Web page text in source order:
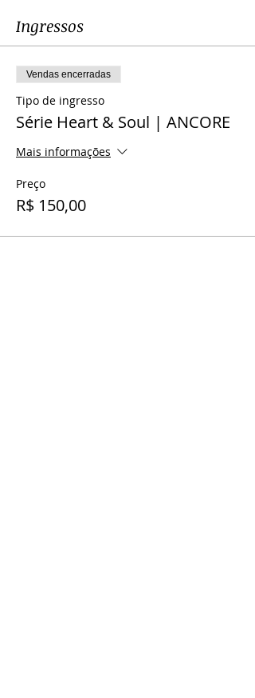
Ingressos
Vendas encerradas
Tipo de ingresso
Série Heart & Soul | ANCORE
Mais informações
Preço
R$ 150,00